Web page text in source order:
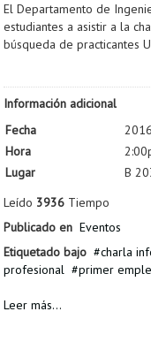
El Departamento de
estudiantes a asistir a la
búsqueda de practicantes
Información adicional
Fecha
Hora
Lugar
B
Leído 3936 Tiempo
Publicado en Eventos
Etiquetado bajo
charla
profesional
primer
Leer más...